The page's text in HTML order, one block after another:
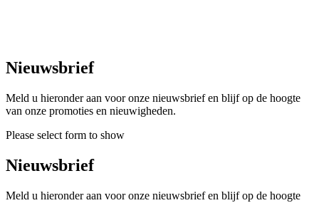
Nieuwsbrief
Meld u hieronder aan voor onze nieuwsbrief en blijf op de hoogte
van onze promoties en nieuwigheden.
Please select form to show
Nieuwsbrief
Meld u hieronder aan voor onze nieuwsbrief en blijf op de hoogte